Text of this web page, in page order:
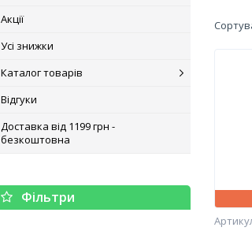
Акції
Усі знижки
Каталог товарів
Відгуки
Доставка від 1199 грн -
безкоштовна
Фільтри